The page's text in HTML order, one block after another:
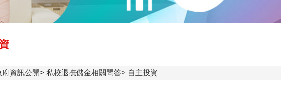
府資訊公開 私校退撫儲金相關問答 自主投資